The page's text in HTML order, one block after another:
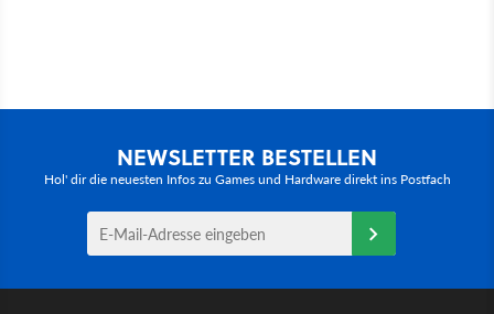
NEWSLETTER BESTELLEN
Hol' dir die neuesten Infos zu Games und Hardware direkt ins Postfach